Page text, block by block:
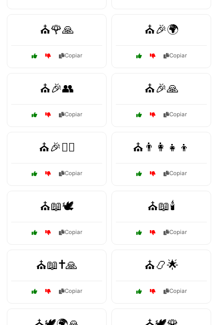
⛪🌹🙏
Copiar
⛪🎉🌍
Copiar
⛪🎉👥
Copiar
⛪🎉🙏
Copiar
⛪🎉🧘‍♂️
Copiar
⛪👨‍👩‍👧‍👦
Copiar
⛪📖🕊️
Copiar
⛪📖🕯️
Copiar
⛪📖✝️🙏
Copiar
⛪📿🌟
Copiar